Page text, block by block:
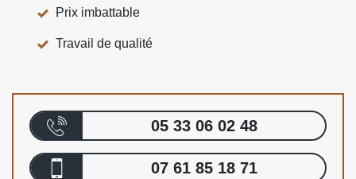
Prix imbattable
Travail de qualité
05 33 06 02 48
07 61 85 18 71